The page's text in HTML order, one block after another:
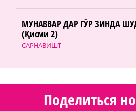
САРНАВИШТ
МУНАВВАР ДАР ГӮР ЗИНДА
(Қисми 2)
Поделиться